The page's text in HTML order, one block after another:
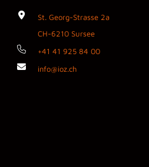
St. Georg-Strasse 2a
CH-6210 Sursee
+41 41 925 84 00
info@ioz.ch